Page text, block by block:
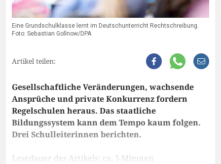
Eine Grundschulklasse lernt im Deutschunterricht Rechtschreibung.
Foto: Sebastian Gollnow/DPA
Artikel teilen:
Gesellschaftliche Veränderungen, wachsende
Ansprüche und private Konkurrenz fordern
Regelschulen heraus. Das staatliche
Bildungssystem kann dem Tempo kaum folgen.
Drei Schulleiterinnen berichten.
Lesedauer des Artikels: ca. 5 Minuten